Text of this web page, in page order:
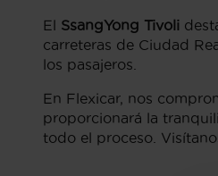
El SsangYong Tivoli
carreteras de Ciudad
los pasajeros.
En Flexicar, nos
proporcionará la
todo el proceso.